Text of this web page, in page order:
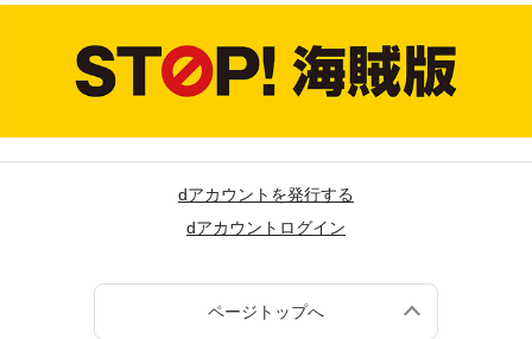
dアカウントを発行する
dアカウントログイン
ページトップへ